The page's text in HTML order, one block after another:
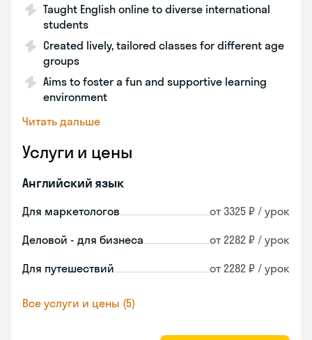
Taught English online to diverse international
students
Created lively, tailored classes for different age
groups
Aims to foster a fun and supportive learning
environment
Читать дальше
Услуги и цены
Английский язык
Для маркетологов от 3325 ₽ / урок
Деловой - для бизнеса от 2282 ₽ / урок
Для путешествий от 2282 ₽ / урок
Все услуги и цены (5)